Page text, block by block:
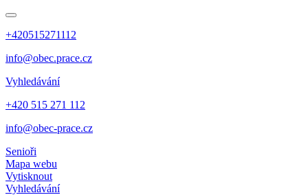
+420515271112
info@obec.prace.cz
Vyhledávání
+420 515 271 112
info@obec-prace.cz
Senioři
Mapa webu
Vytisknout
Vyhledávání